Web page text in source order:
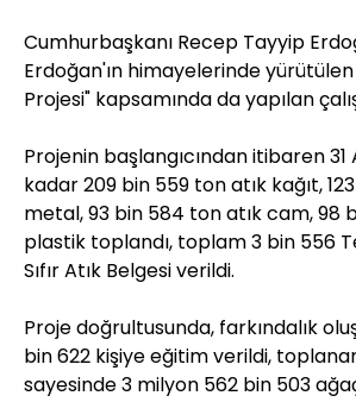
Cumhurbaşkanı Recep Tayyip
Erdoğan'ın himayelerinde yürütülen
Projesi" kapsamında da yapılan
Projenin başlangıcından itibaren 31
kadar 209 bin 559 ton atık kağıt,
metal, 93 bin 584 ton atık cam, 98
plastik toplandı, toplam 3 bin 556
Sıfır Atık Belgesi verildi.
Proje doğrultusunda, farkındalık
bin 622 kişiye eğitim verildi,
sayesinde 3 milyon 562 bin 503